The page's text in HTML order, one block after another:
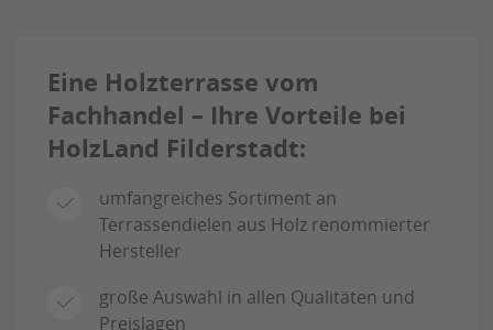
Eine Holzterrasse vom
Fachhandel – Ihre Vorteile bei
HolzLand Filderstadt:
umfangreiches Sortiment an
Terrassendielen aus Holz renommierter
Hersteller
große Auswahl in allen Qualitäten und
Preislagen